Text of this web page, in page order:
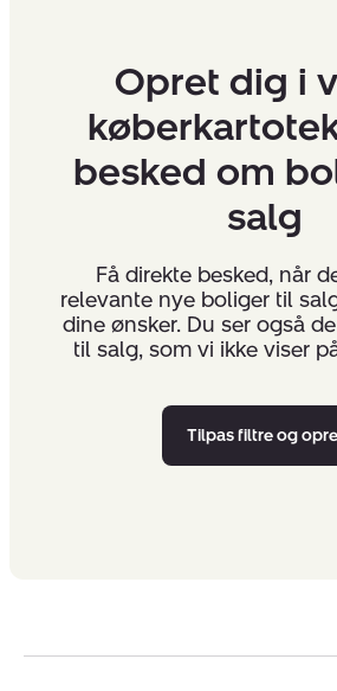
Opret dig i
besked om
salg
Få direkte besked, når
relevante nye boliger til
dine ønsker. Du ser også
til salg, som vi ikke viser
Tilpas filtre og